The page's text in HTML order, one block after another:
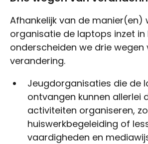
Afhankelijk van de manier(en)
organisatie de laptops inzet in
onderscheiden we drie wegen
verandering.
Jeugdorganisaties die de
ontvangen kunnen allerlei
activiteiten organiseren,
huiswerkbegeleiding of
vaardigheden en